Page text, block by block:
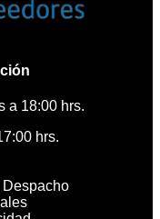
a 18:00 hrs.
hrs.